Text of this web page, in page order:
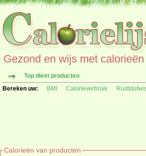
Gezond en wijs met
Top dieet producten
Bereken uw:
BMI Calorieverbruik
Calorieën van producten